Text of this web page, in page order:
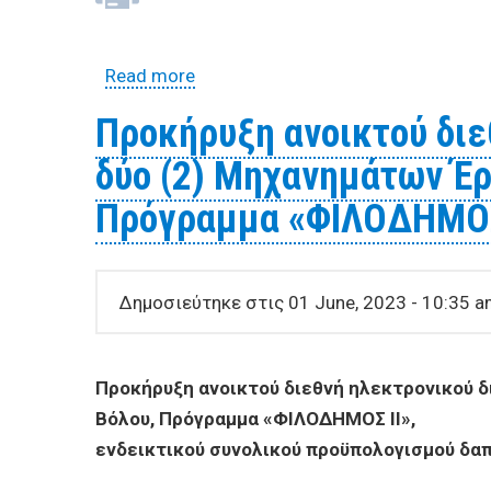
Read moreabout ΔΙΑΚΗΡΥΞΗ ΑΝΟΙΚΤΟΥ
και προμήθεια φρέσκου
ΒΟΛΟΥ, διάρκειας δύο (2) ετών
Προκήρυξη ανοικτού
δύο (2) Μηχανημάτων
Πρόγραμμα
Δημοσιεύτηκε στις 01 June, 2023 - 10:35
Προκήρυξη ανοικτού διεθνή
Βόλου, Πρόγραμμα «ΦΙΛΟΔΗΜΟΣ ΙΙ»,
ενδεικτικού συνολικού προϋπολογισμού